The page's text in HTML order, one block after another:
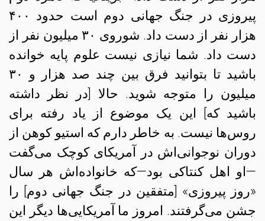
پیروزی در جنگ جهانی دوم است حدود ۴۰۰
هزار نفر از دست داد. شوروی ۳۰ میلیون نفر از
دست داد. شما نیازی نیست علوم پایه خوانده
باشید تا بتوانید فرق بین چند صد هزار و ۳۰
میلیون را متوجه شوید. حالا [در نظر داشته
باشید که] این یک موضوع از یاد رفته برای
روس‌ها نیست. به خاطر دارم که استیو کوهن از
دوران نوجوانی‌اش در آمریکای کوچک می‌گفت
—او اهل کنتاکی بود—که خانواده‌اش هر سال
«روز پیروزی» [متفقین در جنگ جهانی دوم] را
جشن می‌گرفتند. امروز ما آمریکایی‌ها دیگر این